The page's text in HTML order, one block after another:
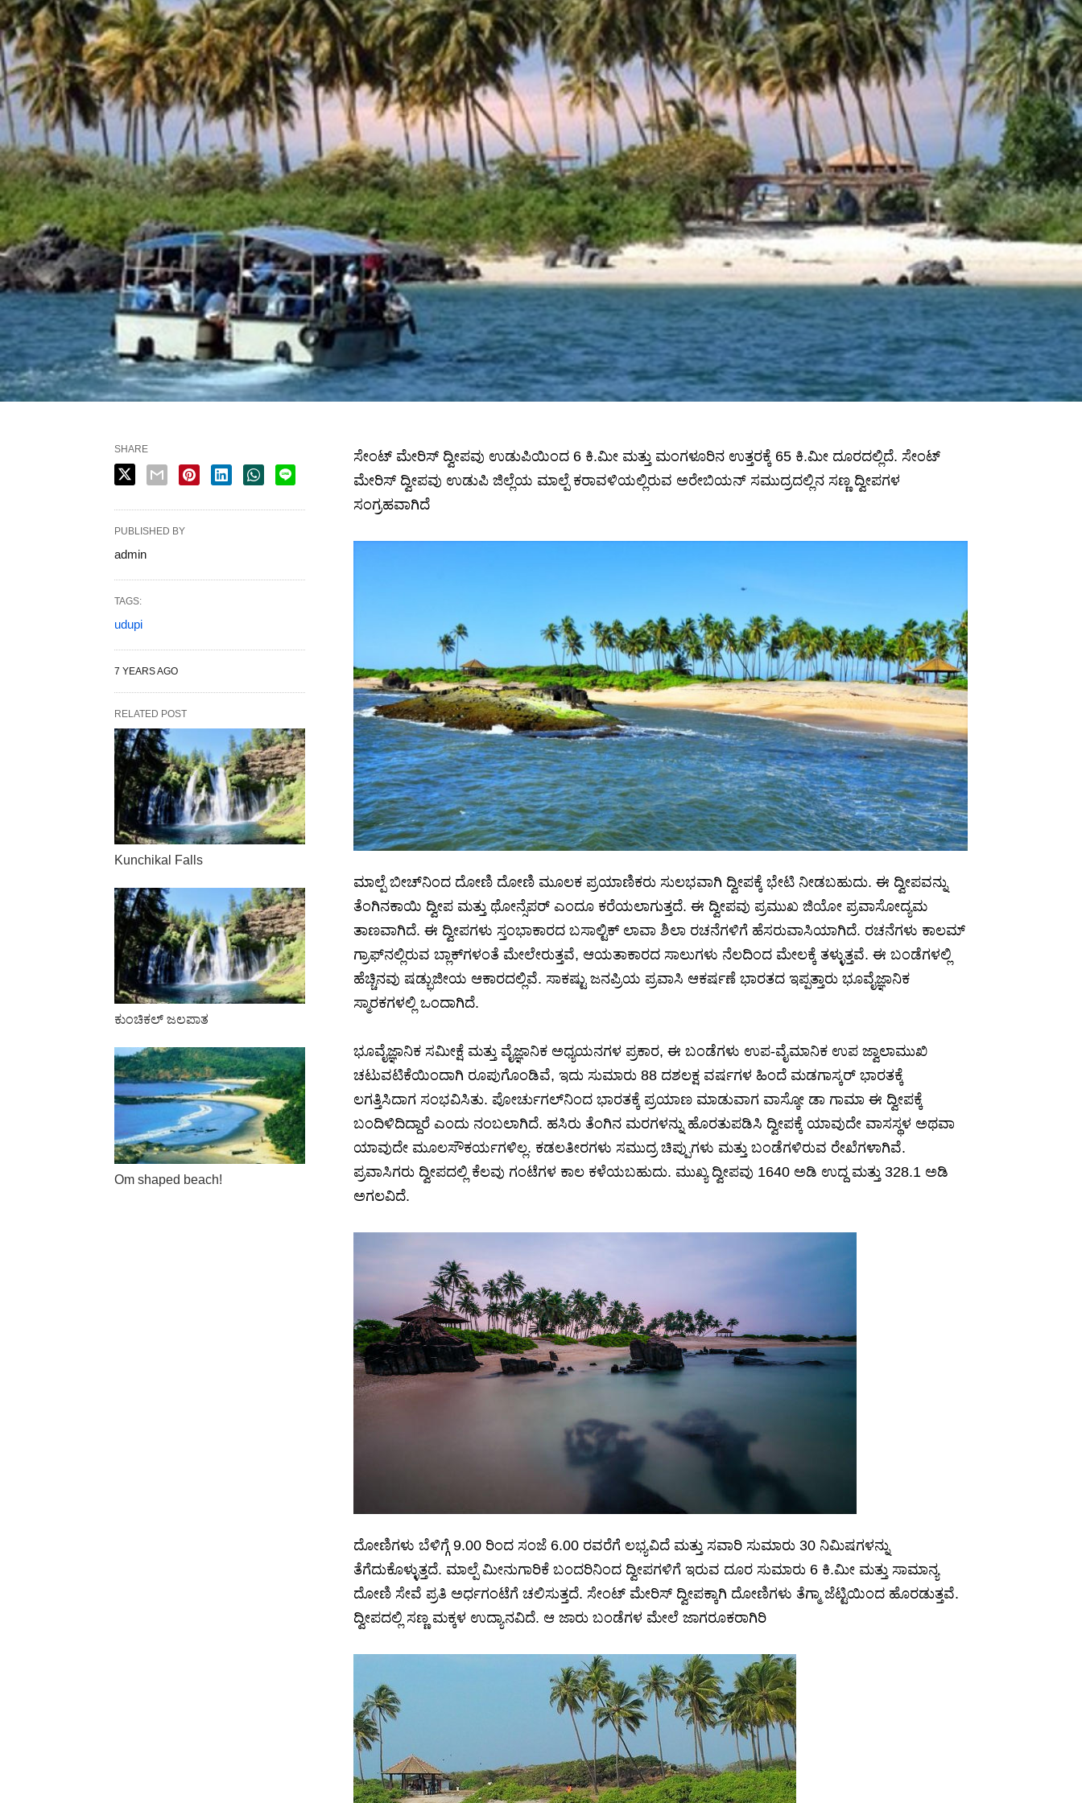
ಸೇಂಟ್ ಮೇರಿಸ್ ದ್ವೀಪವು ಉಡುಪಿಯಿಂದ 6 ಕಿ.ಮೀ ಮತ್ತು ಮಂಗಳೂರಿನ ಉತ್ತರಕ್ಕೆ 65 ಕಿ.ಮೀ ದೂರದಲ್ಲಿದೆ. ಸೇಂಟ್
ಮೇರಿಸ್ ದ್ವೀಪವು ಉಡುಪಿ ಜಿಲ್ಲೆಯ ಮಾಲ್ಪೆ ಕರಾವಳಿಯಲ್ಲಿರುವ ಅರೇಬಿಯನ್ ಸಮುದ್ರದಲ್ಲಿನ ಸಣ್ಣ ದ್ವೀಪಗಳ
ಸಂಗ್ರಹವಾಗಿದೆ
ಮಾಲ್ಪೆ ಬೀಚ್‌ನಿಂದ ದೋಣಿ ದೋಣಿ ಮೂಲಕ ಪ್ರಯಾಣಿಕರು ಸುಲಭವಾಗಿ ದ್ವೀಪಕ್ಕೆ ಭೇಟಿ ನೀಡಬಹುದು. ಈ ದ್ವೀಪವನ್ನು
ತೆಂಗಿನಕಾಯಿ ದ್ವೀಪ ಮತ್ತು ಥೋನ್ಸೆಪರ್ ಎಂದೂ ಕರೆಯಲಾಗುತ್ತದೆ. ಈ ದ್ವೀಪವು ಪ್ರಮುಖ ಜಿಯೋ ಪ್ರವಾಸೋದ್ಯಮ
ತಾಣವಾಗಿದೆ. ಈ ದ್ವೀಪಗಳು ಸ್ತಂಭಾಕಾರದ ಬಸಾಲ್ಟಿಕ್ ಲಾವಾ ಶಿಲಾ ರಚನೆಗಳಿಗೆ ಹೆಸರುವಾಸಿಯಾಗಿದೆ. ರಚನೆಗಳು ಕಾಲಮ್
ಗ್ರಾಫ್‌ನಲ್ಲಿರುವ ಬ್ಲಾಕ್‌ಗಳಂತೆ ಮೇಲೇರುತ್ತವೆ, ಆಯತಾಕಾರದ ಸಾಲುಗಳು ನೆಲದಿಂದ ಮೇಲಕ್ಕೆ ತಳ್ಳುತ್ತವೆ. ಈ ಬಂಡೆಗಳಲ್ಲಿ
ಹೆಚ್ಚಿನವು ಷಡ್ಭುಜೀಯ ಆಕಾರದಲ್ಲಿವೆ. ಸಾಕಷ್ಟು ಜನಪ್ರಿಯ ಪ್ರವಾಸಿ ಆಕರ್ಷಣೆ ಭಾರತದ ಇಪ್ಪತ್ತಾರು ಭೂವೈಜ್ಞಾನಿಕ
ಸ್ಮಾರಕಗಳಲ್ಲಿ ಒಂದಾಗಿದೆ.
ಭೂವೈಜ್ಞಾನಿಕ ಸಮೀಕ್ಷೆ ಮತ್ತು ವೈಜ್ಞಾನಿಕ ಅಧ್ಯಯನಗಳ ಪ್ರಕಾರ, ಈ ಬಂಡೆಗಳು ಉಪ-ವೈಮಾನಿಕ ಉಪ ಜ್ವಾಲಾಮುಖಿ
ಚಟುವಟಿಕೆಯಿಂದಾಗಿ ರೂಪುಗೊಂಡಿವೆ, ಇದು ಸುಮಾರು 88 ದಶಲಕ್ಷ ವರ್ಷಗಳ ಹಿಂದೆ ಮಡಗಾಸ್ಕರ್ ಭಾರತಕ್ಕೆ
ಲಗತ್ತಿಸಿದಾಗ ಸಂಭವಿಸಿತು. ಪೋರ್ಚುಗಲ್‌ನಿಂದ ಭಾರತಕ್ಕೆ ಪ್ರಯಾಣ ಮಾಡುವಾಗ ವಾಸ್ಕೋ ಡಾ ಗಾಮಾ ಈ ದ್ವೀಪಕ್ಕೆ
ಬಂದಿಳಿದಿದ್ದಾರೆ ಎಂದು ನಂಬಲಾಗಿದೆ. ಹಸಿರು ತೆಂಗಿನ ಮರಗಳನ್ನು ಹೊರತುಪಡಿಸಿ ದ್ವೀಪಕ್ಕೆ ಯಾವುದೇ ವಾಸಸ್ಥಳ ಅಥವಾ
ಯಾವುದೇ ಮೂಲಸೌಕರ್ಯಗಳಿಲ್ಲ. ಕಡಲತೀರಗಳು ಸಮುದ್ರ ಚಿಪ್ಪುಗಳು ಮತ್ತು ಬಂಡೆಗಳಿರುವ ರೇಖೆಗಳಾಗಿವೆ.
ಪ್ರವಾಸಿಗರು ದ್ವೀಪದಲ್ಲಿ ಕೆಲವು ಗಂಟೆಗಳ ಕಾಲ ಕಳೆಯಬಹುದು. ಮುಖ್ಯ ದ್ವೀಪವು 1640 ಅಡಿ ಉದ್ದ ಮತ್ತು 328.1 ಅಡಿ
ಅಗಲವಿದೆ.
ದೋಣಿಗಳು ಬೆಳಿಗ್ಗೆ 9.00 ರಿಂದ ಸಂಜೆ 6.00 ರವರೆಗೆ ಲಭ್ಯವಿದೆ ಮತ್ತು ಸವಾರಿ ಸುಮಾರು 30 ನಿಮಿಷಗಳನ್ನು
ತೆಗೆದುಕೊಳ್ಳುತ್ತದೆ. ಮಾಲ್ಪೆ ಮೀನುಗಾರಿಕೆ ಬಂದರಿನಿಂದ ದ್ವೀಪಗಳಿಗೆ ಇರುವ ದೂರ ಸುಮಾರು 6 ಕಿ.ಮೀ ಮತ್ತು ಸಾಮಾನ್ಯ
ದೋಣಿ ಸೇವೆ ಪ್ರತಿ ಅರ್ಧಗಂಟೆಗೆ ಚಲಿಸುತ್ತದೆ. ಸೇಂಟ್ ಮೇರಿಸ್ ದ್ವೀಪಕ್ಕಾಗಿ ದೋಣಿಗಳು ತೆಗ್ಮಾ ಜೆಟ್ಟಿಯಿಂದ ಹೊರಡುತ್ತವೆ.
ದ್ವೀಪದಲ್ಲಿ ಸಣ್ಣ ಮಕ್ಕಳ ಉದ್ಯಾನವಿದೆ. ಆ ಜಾರು ಬಂಡೆಗಳ ಮೇಲೆ ಜಾಗರೂಕರಾಗಿರಿ
SHARE
PUBLISHED BY
admin
TAGS:
udupi
7 YEARS AGO
RELATED POST
Kunchikal Falls
ಕುಂಚಿಕಲ್ ಜಲಪಾತ
Om shaped beach!